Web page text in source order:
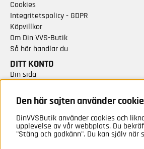
Cookies
Integritetspolicy - GDPR
Köpvillkor
Om Din VVS-Butik
Så här handlar du
DITT KONTO
Din sida
Den här sajten använder
DinVVSButik använder cookies och
upplevelse av vår webbplats. Du
"Stäng och godkänn". Du kan själv